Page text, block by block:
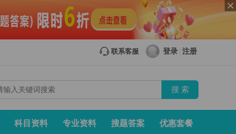
联系客服 登录 注册
科目资料 专业资料 搜题答案 优惠套餐